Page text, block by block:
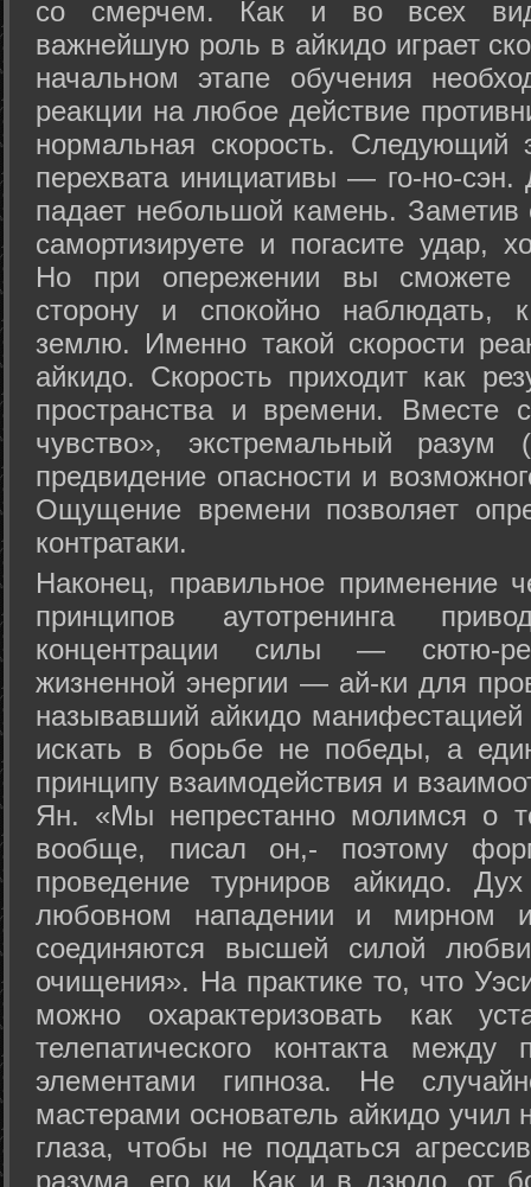
со смерчем. Как и во всех
важнейшую роль в айкидо играет
начальном этапе обучения
реакции на любое действие
нормальная скорость.
перехвата инициативы — го-но-
падает небольшой камень.
самортизируете и погасите удар,
Но при опережении вы сможете
сторону и спокойно наблюдать,
землю. Именно такой скорости
айкидо. Скорость приходит как
пространства и времени. Вместе
чувство», экстремальный разум
предвидение опасности и
Ощущение времени позволяет
контратаки.
Наконец, правильное применение
принципов аутотренинга
концентрации силы — сютю-
жизненной энергии — ай-ки для
называвший айкидо
искать в борьбе не победы, а
принципу взаимодействия и
Ян. «Мы непрестанно молимся о
вообще, писал он,- поэтому
проведение турниров айкидо.
любовном нападении и мирном
соединяются высшей силой
очищения». На практике то, что
можно охарактеризовать как
телепатического контакта между
элементами гипноза. Не
мастерами основатель айкидо учил
глаза, чтобы не поддаться
разума, его ки. Как и в дзюдо, от